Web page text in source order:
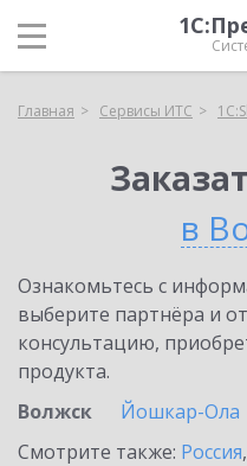
Главная Сервисы ИТС
в
Ознакомьтесь с
выберите партнёра и
консультацию,
продукта.
Волжск
Йошкар-Ола
Смотрите также: Россия,